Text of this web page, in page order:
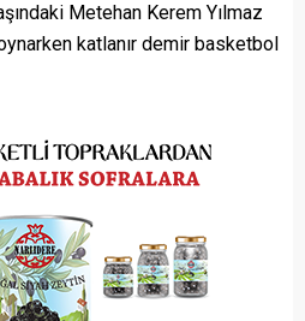
Metehan Kerem Yılmaz
katlanır demir basketbol